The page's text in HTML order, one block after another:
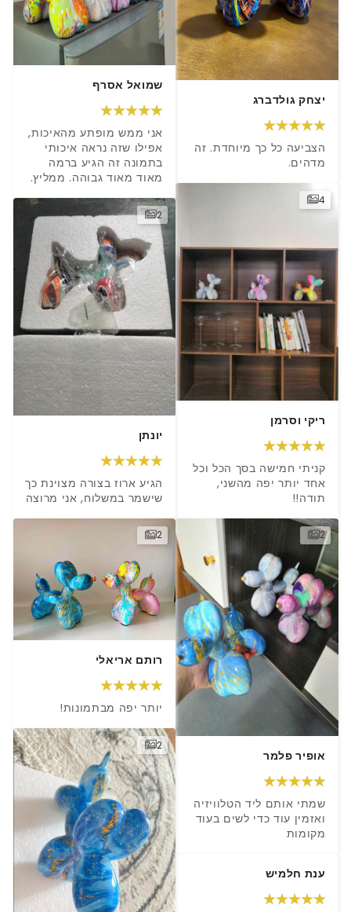
יצחק גולדברג
מדהים.
4
ריקי וסרמן
קניתי חמישה בסך הכל וכל
תודה!!
2
אופיר פלמר
מקומות
ענת חלמיש
שמואל אסרף
אני ממש מופתע מהאיכות,
מאוד מאוד גבוהה. ממליץ.
2
יונתן
הגיע ארוז בצורה מצוינת כך
שישמר במשלוח, אני מרוצה
2
רותם אריאלי
יותר יפה מבתמונות!
2